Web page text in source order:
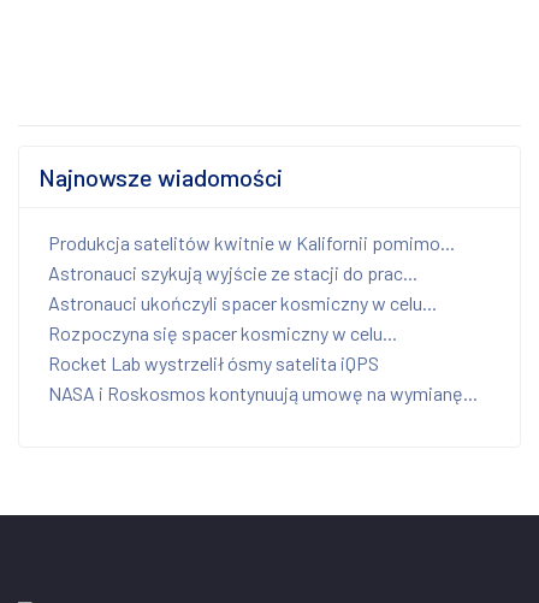
Najnowsze wiadomości
Produkcja satelitów kwitnie w Kalifornii pomimo...
Astronauci szykują wyjście ze stacji do prac...
Astronauci ukończyli spacer kosmiczny w celu...
Rozpoczyna się spacer kosmiczny w celu...
Rocket Lab wystrzelił ósmy satelita iQPS
NASA i Roskosmos kontynuują umowę na wymianę...